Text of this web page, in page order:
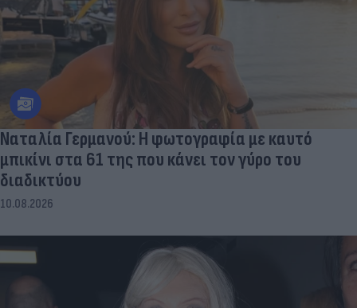
Ναταλία Γερμανού: Η φωτογραφία με καυτό
μπικίνι στα 61 της που κάνει τον γύρο του
διαδικτύου
10.08.2026